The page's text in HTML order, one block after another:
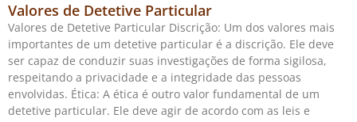
Valores de Detetive Particular
Valores de Detetive Particular Discrição: Um dos valores mais
importantes de um detetive particular é a discrição. Ele deve
ser capaz de conduzir suas investigações de forma sigilosa,
respeitando a privacidade e a integridade das pessoas
envolvidas. Ética: A ética é outro valor fundamental de um
detetive particular. Ele deve agir de acordo com as leis e